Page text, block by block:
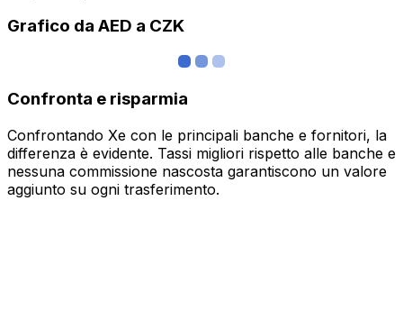
Grafico da AED a CZK
Confronta e risparmia
Confrontando Xe con le principali banche e fornitori, la
differenza è evidente. Tassi migliori rispetto alle banche e
nessuna commissione nascosta garantiscono un valore
aggiunto su ogni trasferimento.